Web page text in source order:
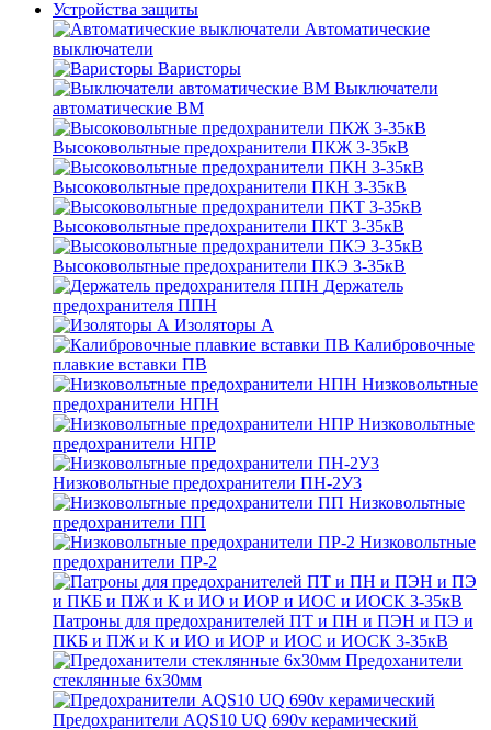
Устройства защиты
Автоматические
выключатели
Варисторы
Выключатели
автоматические ВМ
Высоковольтные предохранители ПКЖ 3-35кВ
Высоковольтные предохранители ПКН 3-35кВ
Высоковольтные предохранители ПКТ 3-35кВ
Высоковольтные предохранители ПКЭ 3-35кВ
Держатель
предохранителя ППН
Изоляторы А
Калибровочные
плавкие вставки ПВ
Низковольтные
предохранители НПН
Низковольтные
предохранители НПР
Низковольтные предохранители ПН-2У3
Низковольтные
предохранители ПП
Низковольтные
предохранители ПР-2
Патроны для предохранителей ПТ и ПН и ПЭН и ПЭ и
ПКБ и ПЖ и К и ИО и ИОР и ИОС и ИОСК 3-35кВ
Предоханители
стеклянные 6х30мм
Предохранители AQS10 UQ 690v керамический